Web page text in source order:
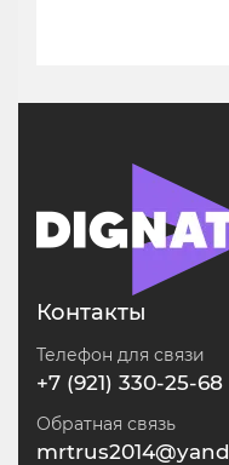
Контакты
Телефон для связи
+7 (921) 330-25-68
Обратная связь